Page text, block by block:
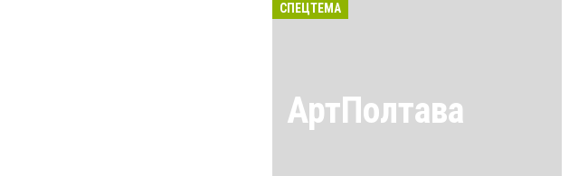
СПЕЦТЕМА
АртПолтава